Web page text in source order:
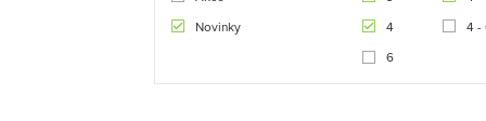
Novinky 4 4 -
6